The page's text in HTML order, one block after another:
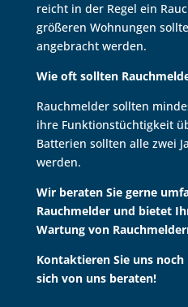
reicht in der Regel ein
größeren Wohnungen
angebracht werden.
Wie oft sollten
Rauchmelder sollten
ihre Funktionstüchtigkeit
Batterien sollten alle zwei
werden.
Wir beraten Sie gerne
Rauchmelder und bietet
Wartung von
Kontaktieren Sie uns noch
sich von uns beraten!